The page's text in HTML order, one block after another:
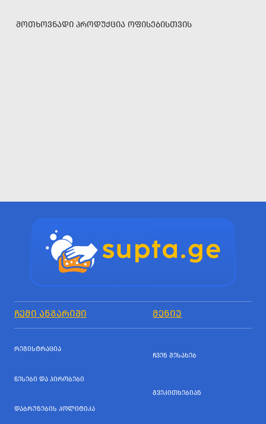
ᲛᲝᲗᲮᲝᲕᲜᲐᲓᲘ ᲞᲠᲝᲓᲣᲥᲪᲘᲐ ᲝᲤᲘᲡᲔᲑᲘᲡᲗᲕᲘᲡ
ᲩᲔᲛᲘ ᲐᲜᲒᲐᲠᲘᲨᲘ ᲛᲔᲜᲘᲣ
ᲠᲔᲒᲘᲡᲢᲠᲐᲪᲘᲐ
ᲬᲔᲡᲔᲑᲘ ᲓᲐ ᲞᲘᲠᲝᲑᲔᲑᲘ
ᲓᲐᲑᲠᲣᲜᲔᲑᲘᲡ ᲞᲝᲚᲘᲢᲘᲙᲐ
ᲩᲕᲔᲜ ᲨᲔᲡᲐᲮᲔᲑ
ᲒᲕᲔᲙᲘᲗᲮᲔᲑᲘᲐᲜ